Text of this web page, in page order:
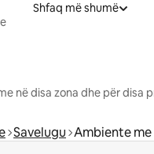
Shfaq më shumë
në disa zona dhe për disa
Savelugu Ambiente